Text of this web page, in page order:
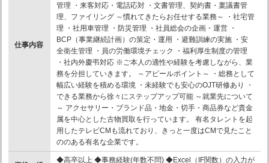
仕事内容
管理 ・来客対応・電話応対 ・文書管理、契約書・稟議書管
理、ファイリング ～慣れてきたらお任せする業務～ ・社宅管
理 ・社用車管理 ・防災管理 ・社員総会の企画・運営 ・
BCP（事業継続計画）の策定・運用 ・避難訓練の実施 ・安
全衛生管理 ・員の労働環境チェック ・福利厚生制度の管理
・社内外慶弔対応 ※ご本人の適性や経験を考慮しながら、業
務を分担していきます。 ～アピールポイント～ ・総務として
幅広い経験を積める環境 ・未経験でも安心のOJT研修あり ・
できる業務から徐々にステップアップ可能 ～就業先について
～ アクセサリー・ブランド品・地金・切手・商品券など貴金
属を中心とした古物買取を行っています。 有名タレントを起
用したテレビCMも流れており、きっと一度はCMで見たこと
ののある有名な企業です。
◆高卒以上 ◆事務経験(年数不問) ◆Excel（IF関数）の入力が